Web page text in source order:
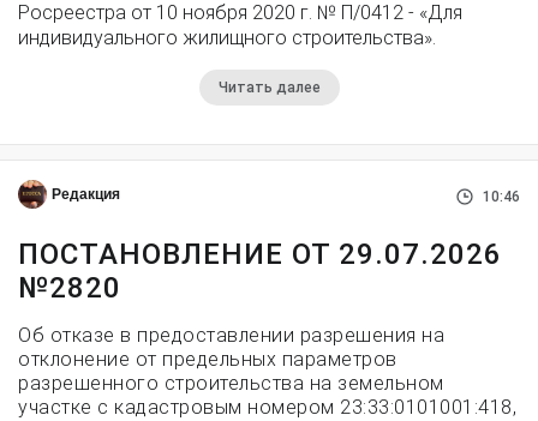
Росреестра от 10 ноября 2020 г. № П/0412 - «Для
индивидуального жилищного строительства».
Читать далее
Редакция 10:46
ПОСТАНОВЛЕНИЕ ОТ 29.07.2026
№2820
Об отказе в предоставлении разрешения на
отклонение от предельных параметров
разрешенного строительства на земельном
участке с кадастровым номером 23:33:0101001:418,